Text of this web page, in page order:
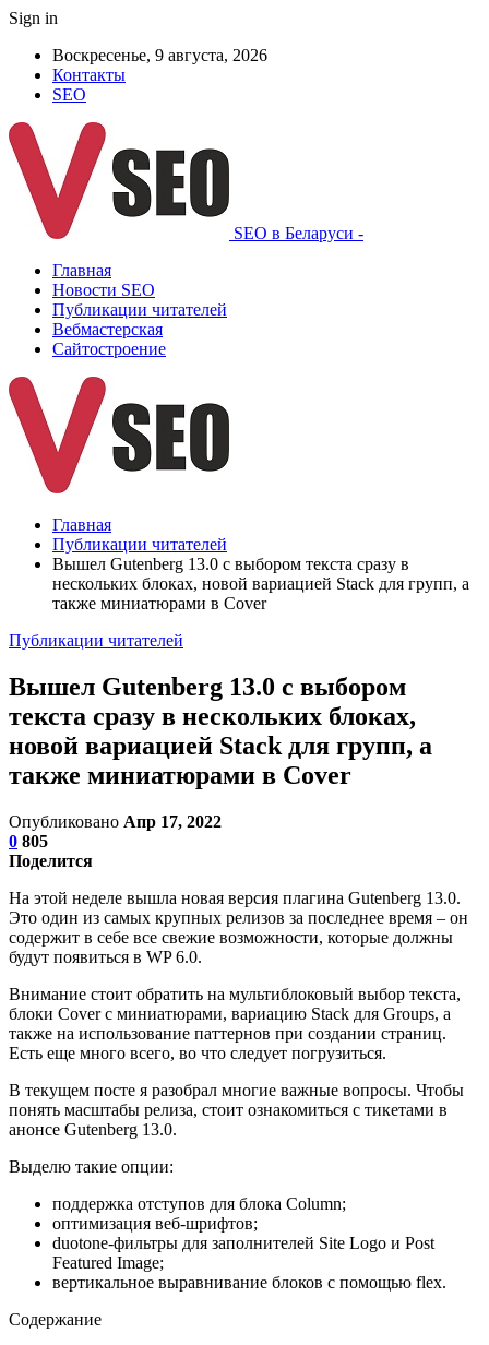
Sign in
Воскресенье, 9 августа, 2026
Контакты
SEO
SEO в Беларуси -
Главная
Новости SEO
Публикации читателей
Вебмастерская
Сайтостроение
Главная
Публикации читателей
Вышел Gutenberg 13.0 с выбором текста сразу в
нескольких блоках, новой вариацией Stack для групп, а
также миниатюрами в Cover
Публикации читателей
Вышел Gutenberg 13.0 с выбором
текста сразу в нескольких блоках,
новой вариацией Stack для групп, а
также миниатюрами в Cover
Опубликовано Апр 17, 2022
0 805
Поделится
На этой неделе вышла новая версия плагина Gutenberg 13.0.
Это один из самых крупных релизов за последнее время – он
содержит в себе все свежие возможности, которые должны
будут появиться в WP 6.0.
Внимание стоит обратить на мультиблоковый выбор текста,
блоки Cover с миниатюрами, вариацию Stack для Groups, а
также на использование паттернов при создании страниц.
Есть еще много всего, во что следует погрузиться.
В текущем посте я разобрал многие важные вопросы. Чтобы
понять масштабы релиза, стоит ознакомиться с тикетами в
анонсе Gutenberg 13.0.
Выделю такие опции:
поддержка отступов для блока Column;
оптимизация веб-шрифтов;
duotone-фильтры для заполнителей Site Logo и Post
Featured Image;
вертикальное выравнивание блоков с помощью flex.
Содержание